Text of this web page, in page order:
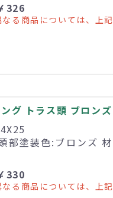
326
る商品については、上
グ トラス頭 ブロン
部塗装色:ブロンズ
330
る商品については、上